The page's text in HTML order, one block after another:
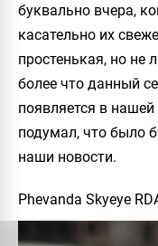
буквально вчера,
касательно их
простенькая, но не
более что данный
появляется в
подумал, что было
наши новости.
Phevanda Skyeye